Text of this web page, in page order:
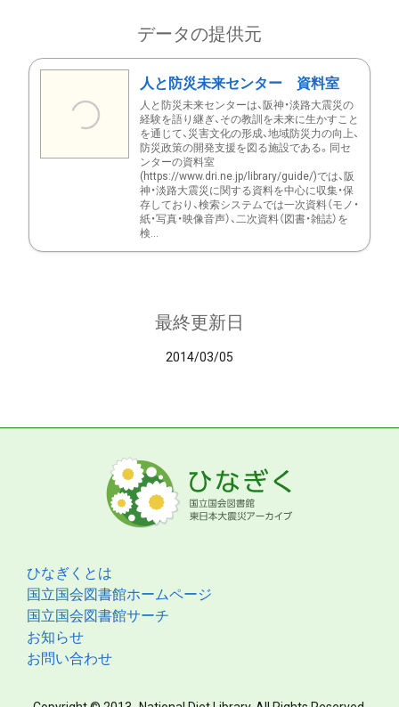
データの提供元
人と防災未来センター 資料室
人と防災未来センターは、阪神・淡路大震災の
経験を語り継ぎ、その教訓を未来に生かすこと
を通じて、災害文化の形成、地域防災力の向上、
防災政策の開発支援を図る施設である。同セ
ンターの資料室
(https://www.dri.ne.jp/library/guide/)では、阪
神・淡路大震災に関する資料を中心に収集・保
存しており、検索システムでは一次資料（モノ・
紙・写真・映像音声）、二次資料（図書・雑誌）を
検...
最終更新日
2014/03/05
ひなぎくとは
国立国会図書館ホームページ
国立国会図書館サーチ
お知らせ
お問い合わせ